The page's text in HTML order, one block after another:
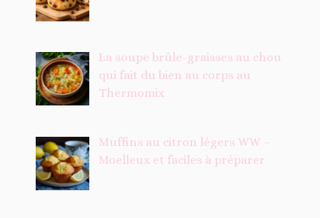
La soupe brûle-graisses au chou
qui fait du bien au corps au
Thermomix
Muffins au citron légers WW –
Moelleux et faciles à préparer